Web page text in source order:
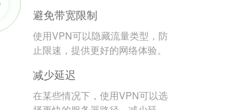
避免带宽限制
使用VPN可以隐藏流量类型，防
止限速，提供更好的网络体验。
减少延迟
在某些情况下，使用VPN可以选